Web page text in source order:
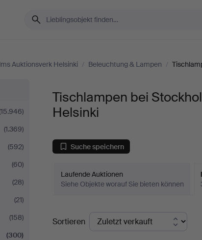
Auktionsverk Helsinki / Beleuchtung & Lampen /
(1.369)
(592)
(60)
(28)
(21)
(158)
(300)
Tischlampen bei
Helsinki
Suche speichern
Laufende Auktionen
Siehe Objekte worauf Sie bieten können
Endpreise
Sortieren